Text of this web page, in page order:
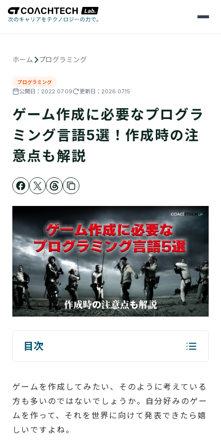
メ
ホーム プログラミング
プログラミング
公開日： 2022.07.09 更新日： 2026.07.15
ゲーム作成に必要なプログラ
ミング言語5選！作成時の注
意点も解説
目次
ゲームを作成してみたい、そのように考えている
方も多いのではないでしょうか。自分好みのゲー
ムを作って、それを世界に向けて発表できたら嬉
しいですよね。